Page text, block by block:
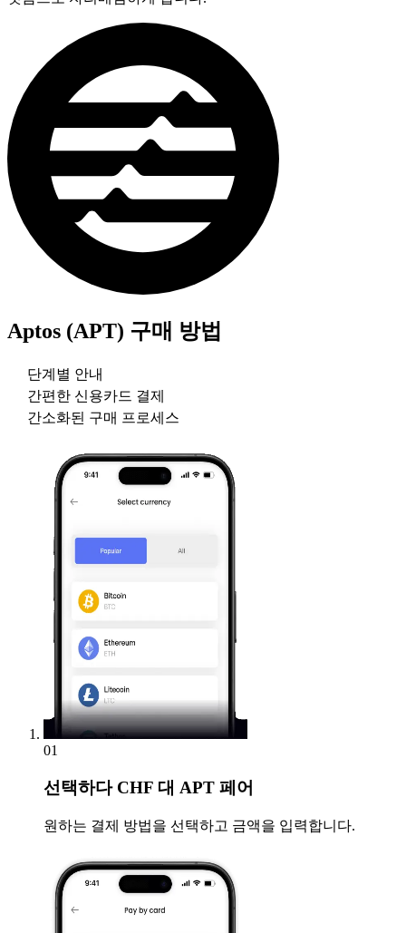
Aptos (APT) 구매 방법
단계별 안내
간편한 신용카드 결제
간소화된 구매 프로세스
01
선택하다CHF 대 APT 페어
원하는 결제 방법을 선택하고 금액을 입력합니다.